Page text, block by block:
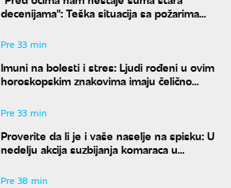
decenijama": Teška situacija sa požarima
Pre 33 min
Imuni na bolesti i stres: Ljudi rođeni u ovim
horoskopskim znakovima imaju čelično
Pre 33 min
Proverite da li je i vaše naselje na spisku: U
nedelju akcija suzbijanja komaraca u
Pre 38 min